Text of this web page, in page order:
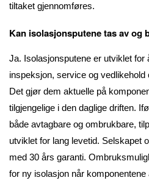
tiltaket gjennomføres.
Kan isolasjonsputene tas av og
Ja. Isolasjonsputene er utviklet for
inspeksjon, service og
Det gjør dem aktuelle på
tilgjengelige i den daglige driften.
både avtagbare og ombrukbare,
utviklet for lang levetid. Selskapet
med 30 års garanti.
for ny isolasjon når komponentene